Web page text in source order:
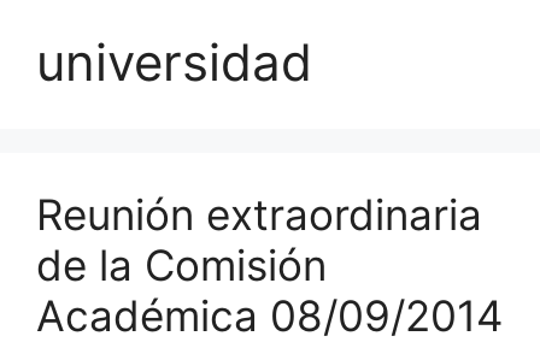
universidad
Reunión extraordinaria
de la Comisión
Académica 08/09/2014